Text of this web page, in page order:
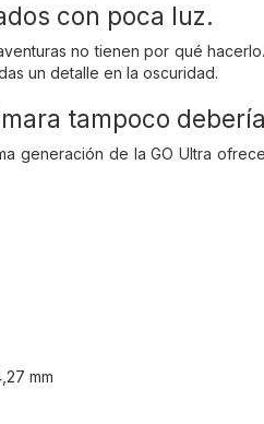
con poca luz.
no tienen por qué
un detalle en la oscuridad.
tampoco
generación de la GO Ultra
mm